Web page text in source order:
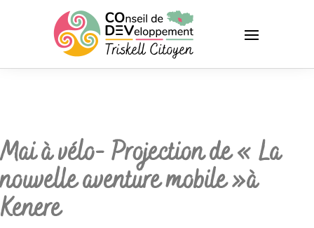
Mai à vélo- Projection de « La
nouvelle aventure mobile »à
Kenere